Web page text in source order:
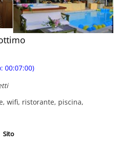
00:07:00)
wifi, ristorante, piscina,
Sito